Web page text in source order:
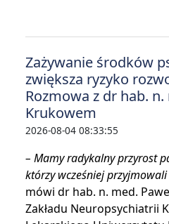
Zażywanie środków
zwiększa ryzyko
Rozmowa z dr hab. n.
Krukowem
2026-08-04 08:33:55
– Mamy radykalny przyrost
którzy wcześniej
mówi dr hab. n. med.
Zakładu Neuropsychiatrii